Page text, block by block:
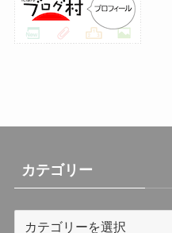
カテゴリー